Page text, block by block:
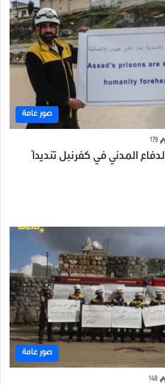
صور عامة
179
المدني في كفرنبل تنديداً
صور عامة
148